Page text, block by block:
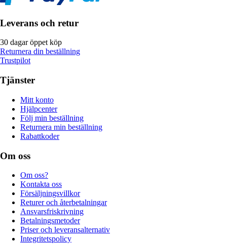
Leverans och retur
30 dagar öppet köp
Returnera din beställning
Trustpilot
Tjänster
Mitt konto
Hjälpcenter
Följ min beställning
Returnera min beställning
Rabattkoder
Om oss
Om oss?
Kontakta oss
Försäljningsvillkor
Returer och återbetalningar
Ansvarsfriskrivning
Betalningsmetoder
Priser och leveransalternativ
Integritetspolicy